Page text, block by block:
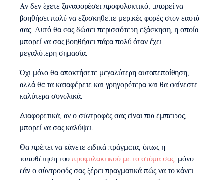
Αν δεν έχετε ξαναφορέσει προφυλακτικό, μπορεί να
βοηθήσει πολύ να εξασκηθείτε μερικές φορές στον εαυτό
σας. Αυτό θα σας δώσει περισσότερη εξάσκηση, η οποία
μπορεί να σας βοηθήσει πάρα πολύ όταν έχει
μεγαλύτερη σημασία.
Όχι μόνο θα αποκτήσετε μεγαλύτερη αυτοπεποίθηση,
αλλά θα τα καταφέρετε και γρηγορότερα και θα φαίνεστε
καλύτερα συνολικά.
Διαφορετικά, αν ο σύντροφός σας είναι πιο έμπειρος,
μπορεί να σας καλύψει.
Θα πρέπει να κάνετε ειδικά πράγματα, όπως η
τοποθέτηση τουπροφυλακτικού με το στόμα σας, μόνο
εάν ο σύντροφός σας ξέρει πραγματικά πώς να το κάνει